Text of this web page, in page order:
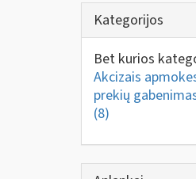
Kategorijos
Bet kurios
Akcizais
prekių
(8)